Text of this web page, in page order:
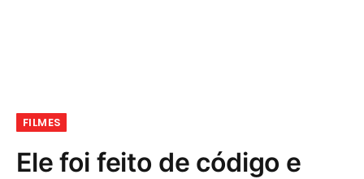
FILMES
Ele foi feito de código e